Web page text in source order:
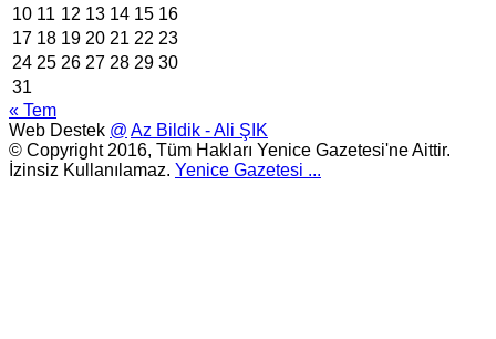
10 11 12 13 14 15 16
17 18 19 20 21 22 23
24 25 26 27 28 29 30
31
« Tem
Web Destek @ Az Bildik - Ali ŞIK
© Copyright 2016, Tüm Hakları Yenice Gazetesi'ne Aittir.
İzinsiz Kullanılamaz. Yenice Gazetesi ...